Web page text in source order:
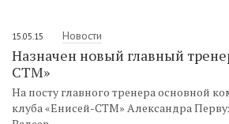
15.05.15 Новости
Назначен новый главный
СТМ»
На посту главного тренера основной
клуба «Енисей-СТМ» Александра